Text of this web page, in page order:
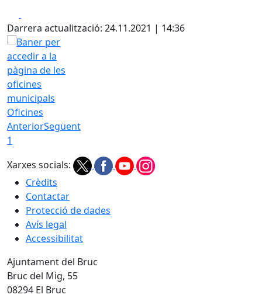
Darrera actualització: 24.11.2021 | 14:36
Oficines
AnteriorSegüent
1
Xarxes socials:
Crèdits
Contactar
Protecció de dades
Avís legal
Accessibilitat
Ajuntament del Bruc
Bruc del Mig, 55
08294 El Bruc